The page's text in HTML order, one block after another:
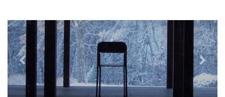
e
v
i
o
u
s
x
t